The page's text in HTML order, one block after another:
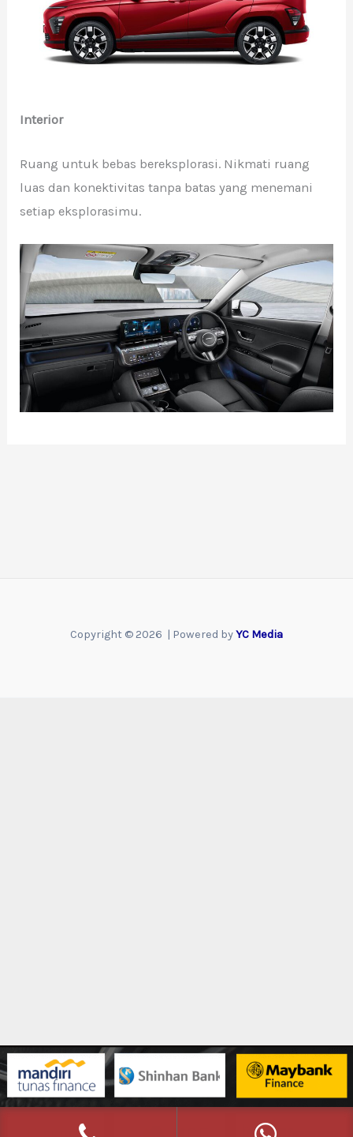
Interior
Ruang untuk bebas bereksplorasi. Nikmati ruang
luas dan konektivitas tanpa batas yang menemani
setiap eksplorasimu.
Copyright © 2026 | Powered byYC Media